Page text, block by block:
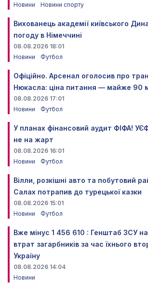
Новини
Новини спорту
Вихованець академії київського
погоду в Німеччині
08.08.2026 18:01
Новини
Футбол
Офіційно. Арсенал оголосив про
Нюкасла: ціна питання — майже 90
08.08.2026 17:01
Новини
Футбол
У планах фінансовий аудит ФІФА!
не на жарт
08.08.2026 16:01
Новини
Футбол
Вілли, розкішні авто та побутовий
Салах потрапив до турецької казки
08.08.2026 15:01
Новини
Футбол
Вже мінус 1 456 610 : Генштаб ЗСУ
втрат загарбників за час їхнього
Україну
08.08.2026 14:04
Новини